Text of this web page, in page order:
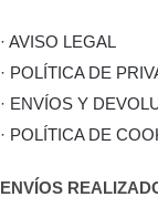
· AVISO LEGAL
· POLÍTICA DE
· ENVÍOS Y
· POLÍTICA DE
ENVÍOS